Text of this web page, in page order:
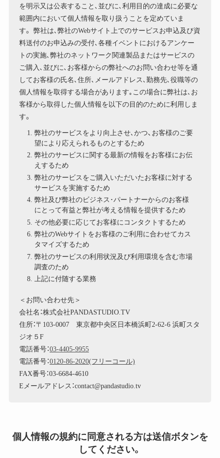
を明示又は公表すること､並びに､利用目的の達成に必要な
範囲内において個人情報を取り扱うことを定めていま
す。 弊社は､弊社のWebサイト上でのサービスお申込及び資
料送付のお申込みの受付､各種イベントにおけるアンケー
トの実施､弊社のネットワーク関連製品またはサービスの
ご購入､並びに､お客様からの弊社へのお問い合わせ等を通
してお客様の氏名､住所､メールアドレス､勤務先､役職等の
個人情報を取得する場合があります｡この場合に弊社は､お
客様から取得した個人情報を以下の目的のために利用しま
す。
弊社のサービスをより向上させ､かつ、お客様のご要
望により応えられるものとするため
弊社のサービスに関する最新の情報をお客様にお伝
えするため
弊社のサービスをご購入いただいたお客様に対する
サービスを実施するため
弊社及び弊社のビジネス･パートナーからのお客様
にとって有益と弊社が考える情報を提供するため
その他必要に応じてお客様にコンタクトするため
弊社のWebサイトをお客様のご利用に合わせてカス
タマイズするため
弊社のサービスの利用状況及び利用環境を含む市場
調査のため
上記に付随する業務
＜お問い合わせ先＞
会社名：株式会社PANDASTUDIO.TV
住所：〒103-0007 東京都中央区日本橋浜町2-62-6 浜町スタ
ジオ５F
電話番号：03-4405-9955
電話番号：0120-86-2020(フリーコール)
FAX番号：03-6684-4610
Eメールアドレス：contact@pandastudio.tv
個人情報の規約に同意される方は送信ボタンを
してください。